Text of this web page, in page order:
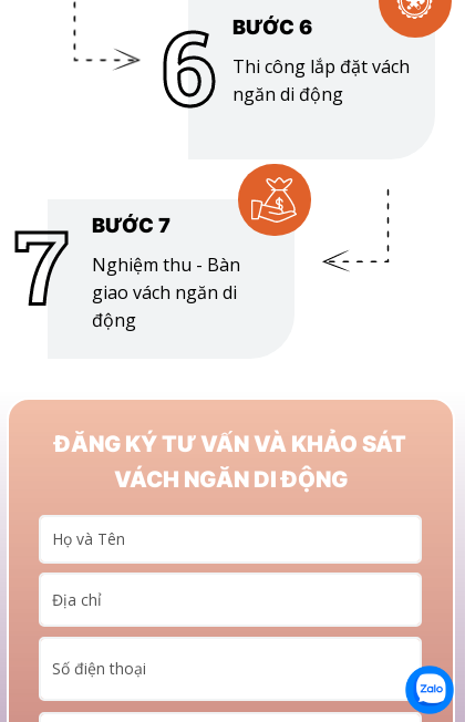
6 BƯỚC 6
Thi công lắp đặt vách
ngăn di động
7 BƯỚC 7
Nghiệm thu - Bàn
giao vách ngăn di
động
ĐĂNG KÝ TƯ VẤN VÀ KHẢO SÁT
VÁCH NGĂN DI ĐỘNG